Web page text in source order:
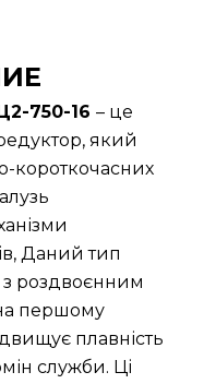
750-16 – це
який
короткочасних
Даний тип
з роздвоєнним
першому
плавність
служби. Ці